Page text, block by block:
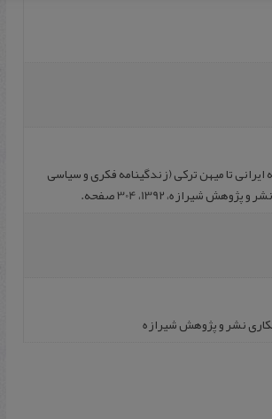
ایرانی تا میهن ترکی (زندگینامه فکری و سیاسی
شیرازه، 1392، 304 صفحه.
نشر و پژوهش‌ شیرازه‌